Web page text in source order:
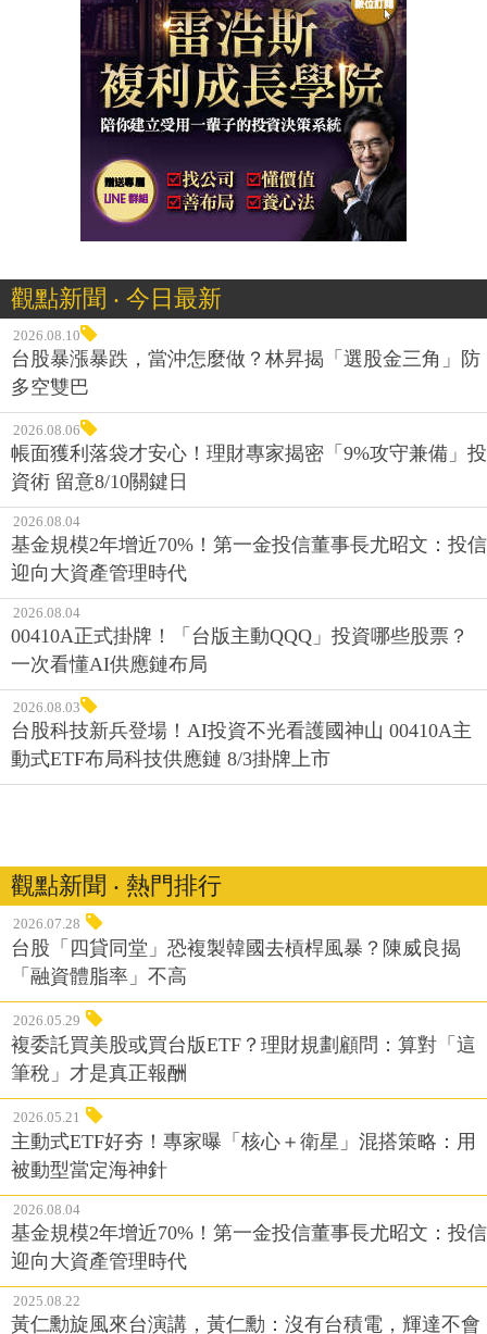
觀點新聞 ‧ 今日最新
2026.08.10
台股暴漲暴跌，當沖怎麼做？林昇揭「選股金三角」防
多空雙巴
2026.08.06
帳面獲利落袋才安心！理財專家揭密「9%攻守兼備」投
資術 留意8/10關鍵日
2026.08.04
基金規模2年增近70%！第一金投信董事長尤昭文：投信
迎向大資產管理時代
2026.08.04
00410A正式掛牌！「台版主動QQQ」投資哪些股票？
一次看懂AI供應鏈布局
2026.08.03
台股科技新兵登場！AI投資不光看護國神山 00410A主
動式ETF布局科技供應鏈 8/3掛牌上市
觀點新聞 ‧ 熱門排行
2026.07.28
台股「四貸同堂」恐複製韓國去槓桿風暴？陳威良揭
「融資體脂率」不高
2026.05.29
複委託買美股或買台版ETF？理財規劃顧問：算對「這
筆稅」才是真正報酬
2026.05.21
主動式ETF好夯！專家曝「核心＋衛星」混搭策略：用
被動型當定海神針
2026.08.04
基金規模2年增近70%！第一金投信董事長尤昭文：投信
迎向大資產管理時代
2025.08.22
黃仁勳旋風來台演講，黃仁勳：沒有台積電，輝達不會